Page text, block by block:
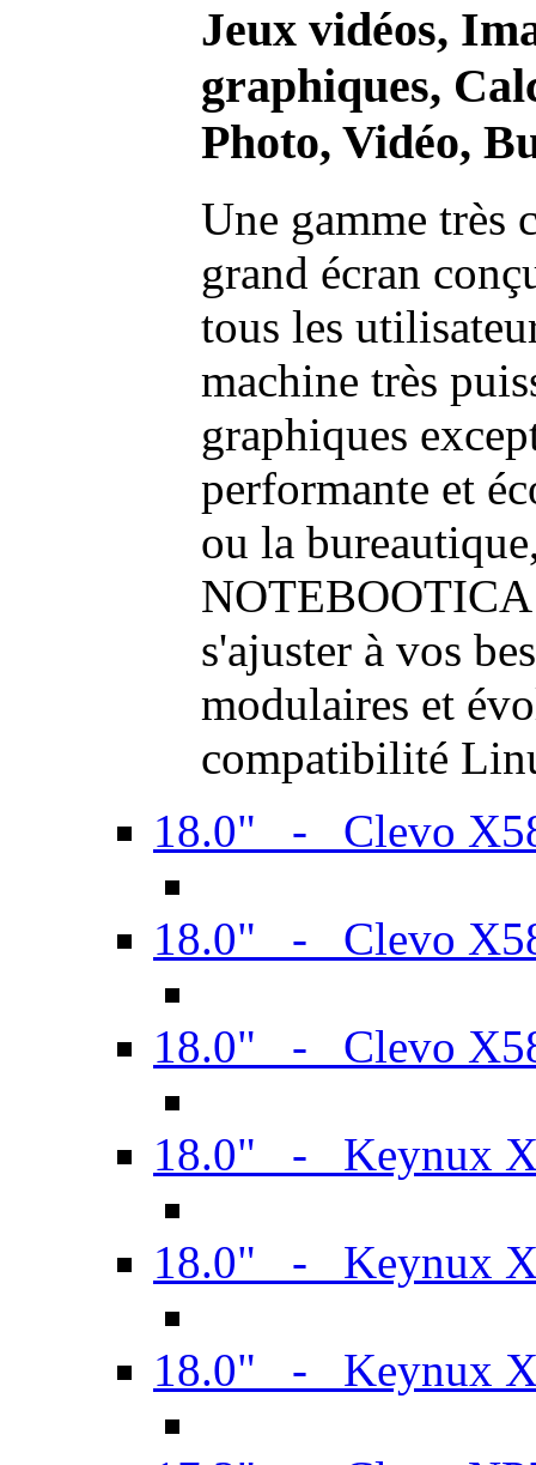
Jeux vidéos,
graphiques,
Photo, Vidéo,
Une gamme très
grand écran
tous les
machine très
graphiques
performante et
ou la
NOTEBOOTICA
s'ajuster à vos
modulaires et
compatibilité
18.0" - Clevo
18.0" - Clevo
18.0" - Clevo
18.0" - Keynux
18.0" - Keynux
18.0" - Keynux